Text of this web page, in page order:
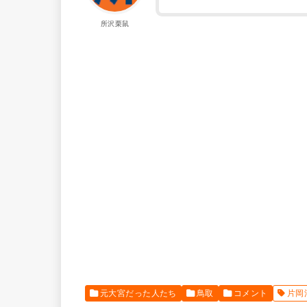
所沢栗鼠
元大宮だった人たち 鳥取 コメント 片岡